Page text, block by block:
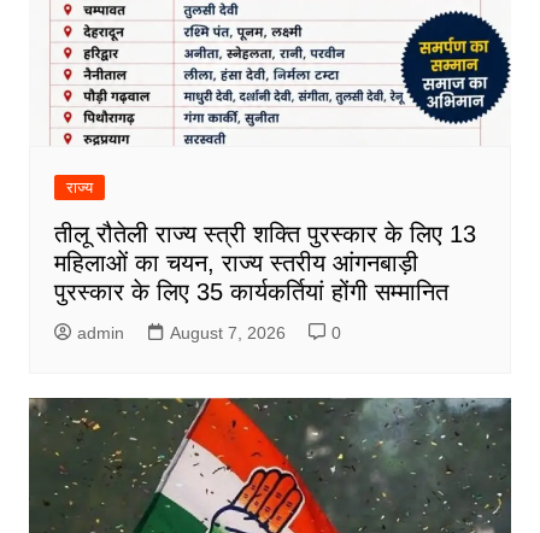
राज्य
तीलू रौतेली राज्य स्त्री शक्ति पुरस्कार के लिए 13
महिलाओं का चयन, राज्य स्तरीय आंगनबाड़ी
पुरस्कार के लिए 35 कार्यकर्तियां होंगी सम्मानित
admin August 7, 2026 0